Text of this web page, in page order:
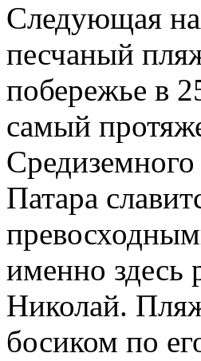
Следующая
песчаный
побережье в
самый
Патара
именно
Николай.
босиком по